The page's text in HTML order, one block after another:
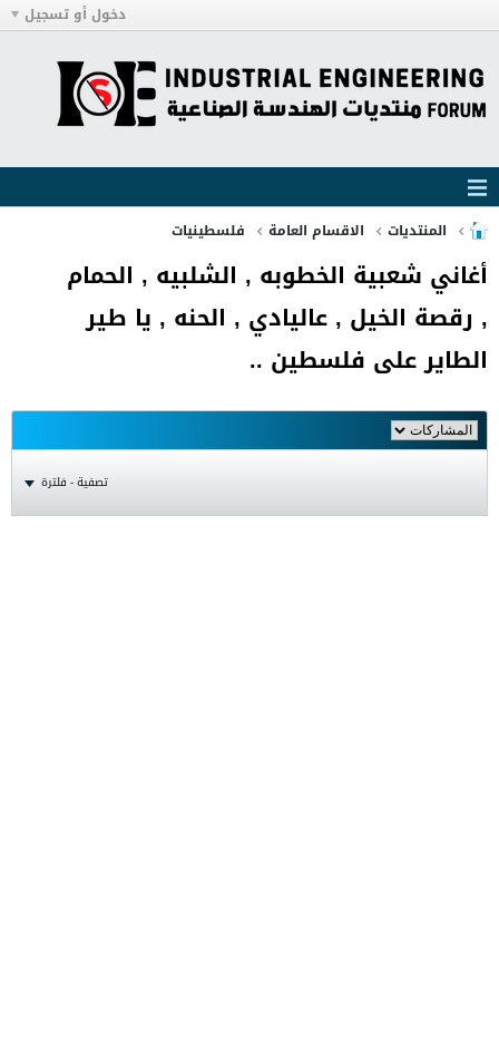
دخول أو تسجيل
المنتديات الاقسام العامة فلسطينيات
أغاني شعبية الخطوبه , الشلبيه , الحمام
, رقصة الخيل , عاليادي , الحنه , يا طير
الطاير على فلسطين ..
تصفية - فلترة